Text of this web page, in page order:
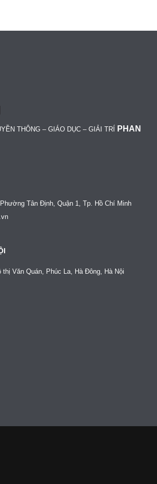
THÔNG – GIÁO DỤC – GIẢI TRÍ
PHAN
Tân Định, Quận 1, Tp. Hồ Chí Minh
Văn Quán, Phúc La, Hà Đông, Hà Nội